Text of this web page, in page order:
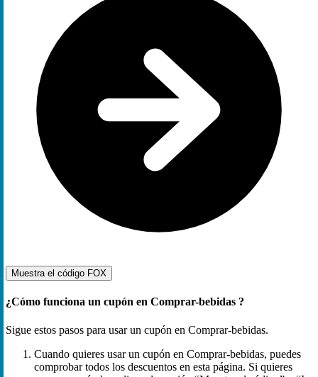
Muestra el código FOX
¿Cómo funciona un cupón en Comprar-bebidas ?
Sigue estos pasos para usar un cupón en Comprar-bebidas.
Cuando quieres usar un cupón en Comprar-bebidas, puedes
comprobar todos los descuentos en esta página. Si quieres